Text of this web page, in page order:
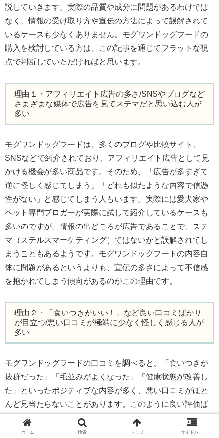
説していきます。実際の品質や成分に問題があるわけでは
なく、情報の受け取り方や宣伝の方法によって誤解されて
いるケースも少なくありません。モグワンドッグフードの
購入を検討している方は、この記事を通じてフラットな視
点で判断していただければと思います。
理由１・アフィリエイト広告の多さ/SNSやブログなど
さまざまな媒体で広告を見てステマだと思い込む人が
多い
モグワンドッグフードは、多くのブログや比較サイト、
SNSなどで紹介されており、アフィリエイト広告として見
かける機会が多い商品です。そのため、「広告が多すぎて
逆に怪しく感じてしまう」「どれも似たような内容で信憑
性がない」と感じてしまう人もいます。実際には愛犬家や
ペット専門ブロガーが実際に試して紹介しているケースも
多いのですが、情報の出どころが広告であることで、ステ
マ（ステルスマーケティング）ではないかと誤解されてし
まうこともあるようです。モグワンドッグフードの内容自
体に問題があるというよりも、宣伝の多さによって不信感
を抱かれてしまう傾向があるのがこの理由です。
理由２・「食いつきがいい！」など良い口コミばかり
が目立つ/悪い口コミが極端に少なく怪しく感じる人が
多い
モグワンドッグフードの口コミを調べると、「食いつきが
抜群だった」「毛並みがよくなった」「健康状態が改善し
た」といったポジティブな内容が多く、悪い口コミがほと
んど見当たらないことがあります。このように良い評価ば
かりが目立つと、「本当にそんなに良いの？」「悪い面は
隠しているのでは？」と疑いたくなる人が出てくるのも無
ホーム 検索 トップ サイドバー